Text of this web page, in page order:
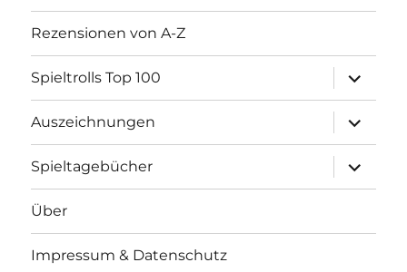
Rezensionen von A-Z
Spieltrolls Top 100
öffnen
Auszeichnungen
öffnen
Spieltagebücher
öffnen
Über
Impressum & Datenschutz